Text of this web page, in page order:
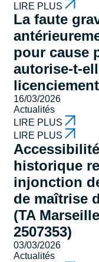
LIRE PLUS
La faute
pour cause
autorise-t-
16/03/2026
Actualités
LIRE PLUS
LIRE PLUS
historique
injonction
de maîtrise
(TA
2507353)
03/03/2026
Actualités